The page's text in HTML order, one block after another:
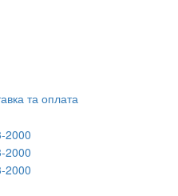
та оплата
2000
2000
2000